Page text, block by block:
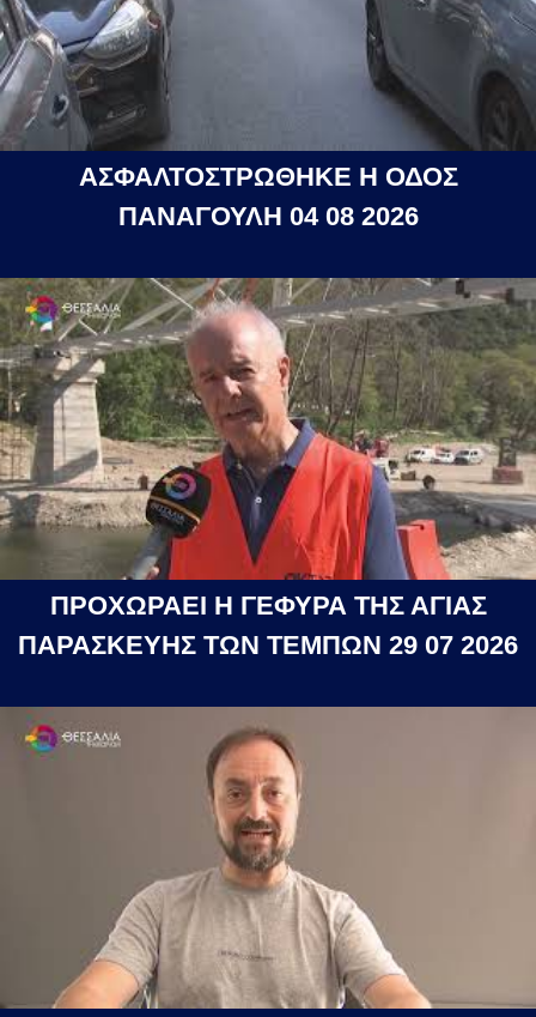
ΑΣΦΑΛΤΟΣΤΡΩΘΗΚΕ Η ΟΔΟΣ
ΠΑΝΑΓΟΥΛΗ 04 08 2026
ΠΡΟΧΩΡΑΕΙ Η ΓΕΦΥΡΑ ΤΗΣ ΑΓΙΑΣ
ΠΑΡΑΣΚΕΥΗΣ ΤΩΝ ΤΕΜΠΩΝ 29 07 2026